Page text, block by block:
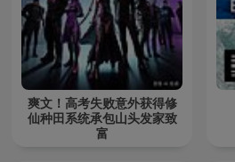
爽文！高考失败意外获得修
仙种田系统承包山头发家致
富